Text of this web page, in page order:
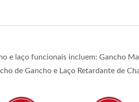
e laço funcionais incluem: Gancho
de Gancho e Laço Retardante de